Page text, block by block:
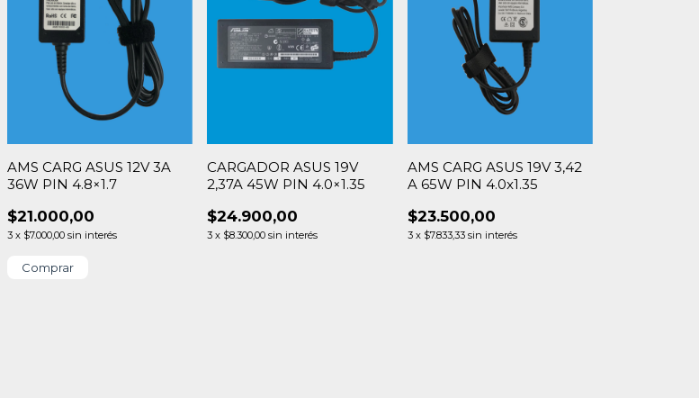
AMS CARG ASUS 12V 3A
36W PIN 4.8×1.7
$21.000,00
3 x $7.000,00 sin interés
CARGADOR ASUS 19V
2,37A 45W PIN 4.0×1.35
$24.900,00
3 x $8.300,00 sin interés
AMS CARG ASUS 19V 3,42
A 65W PIN 4.0x1.35
$23.500,00
3 x $7.833,33 sin interés